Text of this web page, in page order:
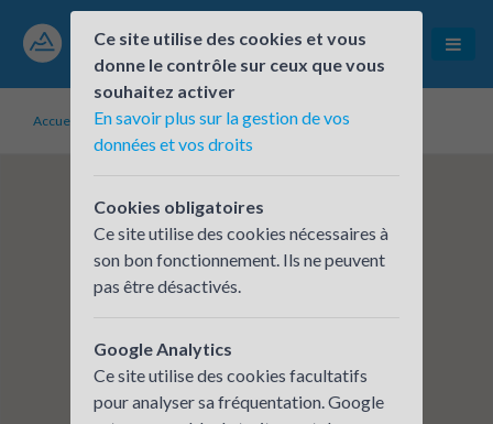
Accueil Établissements inscrits CCI Haute-Savoie
Ce site utilise des cookies et vous
donne le contrôle sur ceux que vous
souhaitez activer
En savoir plus sur la gestion de vos
données et vos droits
Cookies obligatoires
Ce site utilise des cookies nécessaires à
son bon fonctionnement. Ils ne peuvent
pas être désactivés.
Google Analytics
Ce site utilise des cookies facultatifs
pour analyser sa fréquentation. Google